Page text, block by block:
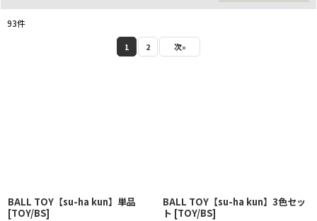
93件
1 2 次»
BALL TOY【su-ha kun】単品
[TOY/BS]
BALL TOY【su-ha kun】3色セッ
ト [TOY/BS]